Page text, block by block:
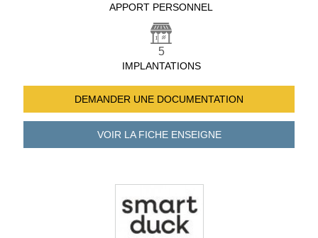
APPORT PERSONNEL
5
IMPLANTATIONS
DEMANDER UNE DOCUMENTATION
VOIR LA FICHEENSEIGNE